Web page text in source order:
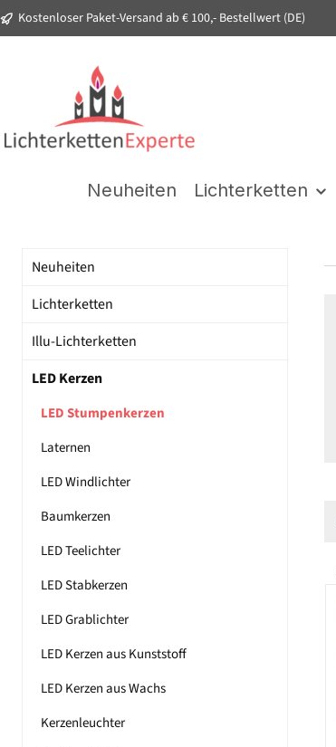
Zur Hauptnavigation springen
Kostenloser Paket-Versand ab € 100,- Bestellwert (DE)
Neuheiten Lichterketten
Neuheiten
Lichterketten
Illu-Lichterketten
LED Kerzen
LED Stumpenkerzen
Laternen
LED Windlichter
Baumkerzen
LED Teelichter
LED Stabkerzen
LED Grablichter
LED Kerzen aus Kunststoff
LED Kerzen aus Wachs
Kerzenleuchter